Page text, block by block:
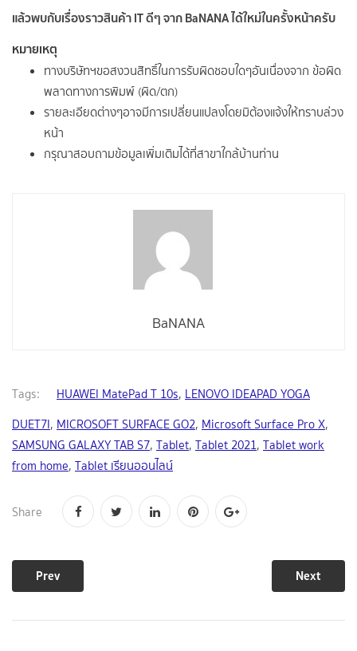
แล้วพบกับเรื่องราวสินค้า IT ดีๆ จาก BaNANA ได้ใหม่ในครั้งหน้าครับ
หมายเหตุ
ทางบริษัทฯขอสงวนสิทธิ์ในการรับผิดชอบใดๆอันเนื่องจาก ข้อผิด
พลาดทางการพิมพ์ (ผิด/ตก)
รายละเอียดต่างๆอาจมีการเปลี่ยนแปลงโดยมิต้องแจ้งให้ทราบล่วง
หน้า
กรุณาสอบถามข้อมูลเพิ่มเติมได้ที่สาขาใกล้บ้านท่าน
BaNANA
Tags: HUAWEI MatePad T 10s, LENOVO IDEAPAD YOGA
DUET7I, MICROSOFT SURFACE GO2, Microsoft Surface Pro X,
SAMSUNG GALAXY TAB S7, Tablet, Tablet 2021, Tablet work
from home, Tablet เรียนออนไลน์
Share
Prev Next